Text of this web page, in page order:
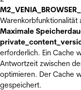
Warenkorbfunktionalität
Maximale
erforderlich. Ein Cache
Antwortzeit zwischen
optimieren. Der Cache
gespeichert.